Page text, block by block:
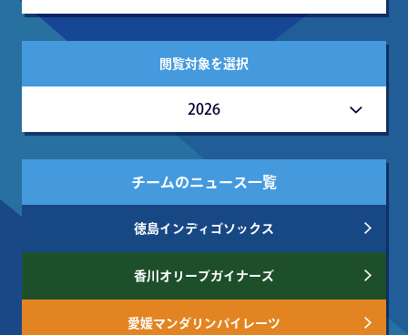
閲覧対象を選択
2026
チームのニュース一覧
徳島インディゴソックス
香川オリーブガイナーズ
愛媛マンダリンパイレーツ